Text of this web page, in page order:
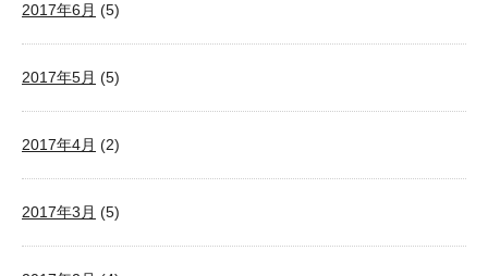
2017年6月 (5)
2017年5月 (5)
2017年4月 (2)
2017年3月 (5)